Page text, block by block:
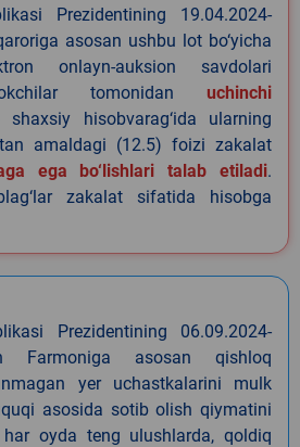
Prezidentining 19.04.2024-
asosan ushbu lot bo‘yicha
onlayn-auksion savdolari
tomonidan uchinchi
shaxsiy hisobvarag‘ida ularning
amaldagi (12.5) foizi zakalat
ega bo‘lishlari talab etiladi.
zakalat sifatida hisobga
Prezidentining 06.09.2024-
Farmoniga asosan qishloq
yer uchastkalarini mulk
asosida sotib olish qiymatini
oyda teng ulushlarda, qoldiq